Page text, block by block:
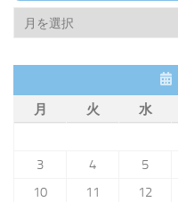
Archive
月
火 水
3
4 5
10
11 12